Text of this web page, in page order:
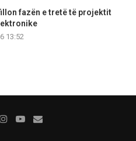
fazën e tretë të projektit
13:52